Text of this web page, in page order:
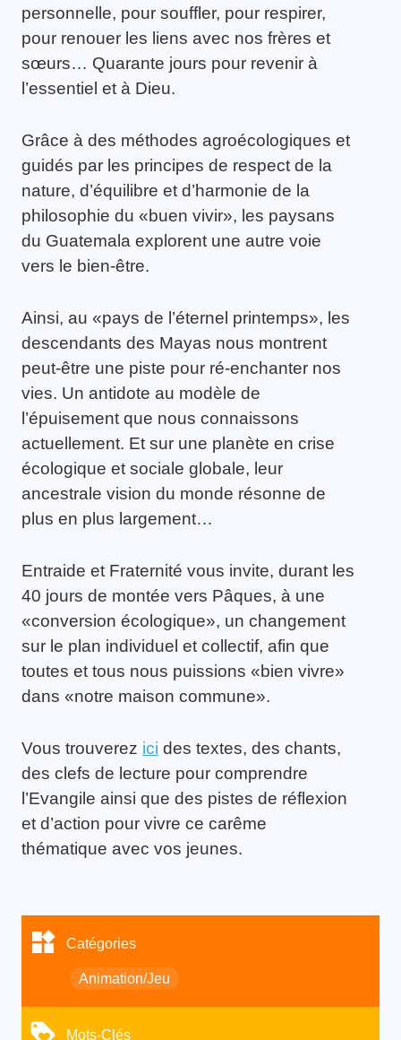
personnelle, pour souffler, pour respirer,
pour renouer les liens avec nos frères et
sœurs… Quarante jours pour revenir à
l’essentiel et à Dieu.
Grâce à des méthodes agroécologiques et
guidés par les principes de respect de la
nature, d’équilibre et d’harmonie de la
philosophie du «buen vivir», les paysans
du Guatemala explorent une autre voie
vers le bien-être.
Ainsi, au «pays de l’éternel printemps», les
descendants des Mayas nous montrent
peut-être une piste pour ré-enchanter nos
vies. Un antidote au modèle de
l’épuisement que nous connaissons
actuellement. Et sur une planète en crise
écologique et sociale globale, leur
ancestrale vision du monde résonne de
plus en plus largement…
Entraide et Fraternité vous invite, durant les
40 jours de montée vers Pâques, à une
«conversion écologique», un changement
sur le plan individuel et collectif, afin que
toutes et tous nous puissions «bien vivre»
dans «notre maison commune».
Vous trouverez ici des textes, des chants,
des clefs de lecture pour comprendre
l’Evangile ainsi que des pistes de réflexion
et d’action pour vivre ce carême
thématique avec vos jeunes.
Catégories
Animation/Jeu
Mots-Clés